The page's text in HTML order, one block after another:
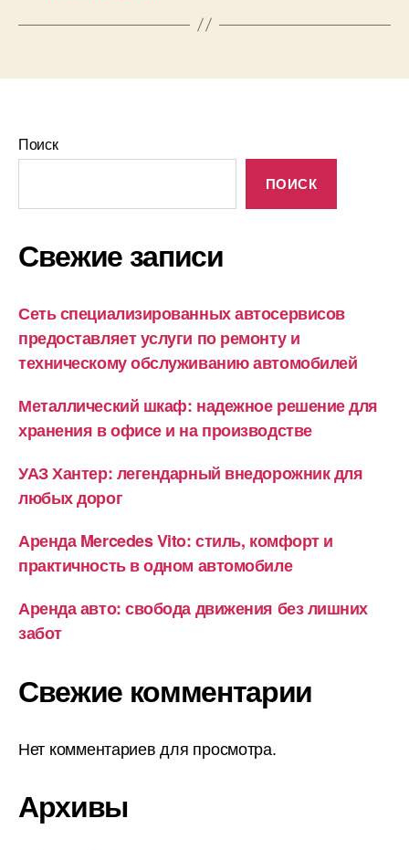
Поиск
ПОИСК
Свежие записи
Сеть специализированных автосервисов
предоставляет услуги по ремонту и
техническому обслуживанию автомобилей
Металлический шкаф: надежное решение для
хранения в офисе и на производстве
УАЗ Хантер: легендарный внедорожник для
любых дорог
Аренда Mercedes Vito: стиль, комфорт и
практичность в одном автомобиле
Аренда авто: свобода движения без лишних
забот
Свежие комментарии
Нет комментариев для просмотра.
Архивы